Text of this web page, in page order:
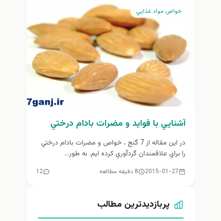
خواص مواد غذايي
آشنايي با فوايد و مضرات بادام درختي
در اين مقاله از 7 گنج ، خواص و مضرات بادام درختي
را براي علاقمندان گردآوري كرده ايم. به طور...
2015-01-27 8 دقیقه مطالعه 12
پربازدیدترین مطالب